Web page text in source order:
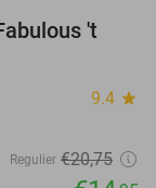
28%
't
9.4 star
Regulier €20,75